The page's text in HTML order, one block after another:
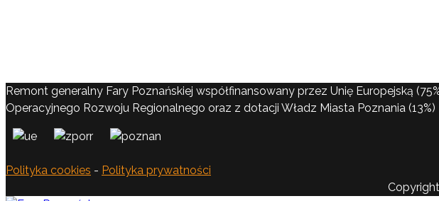
Remont generalny Fary Poznańskiej współfinansowany przez Unię Europejską
Operacyjnego Rozwoju Regionalnego oraz z dotacji Władz Miasta Poznania (13%)
Polityka cookies - Polityka prywatności